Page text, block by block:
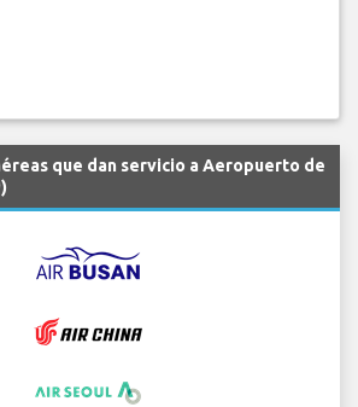
que dan servicio a Aeropuerto de